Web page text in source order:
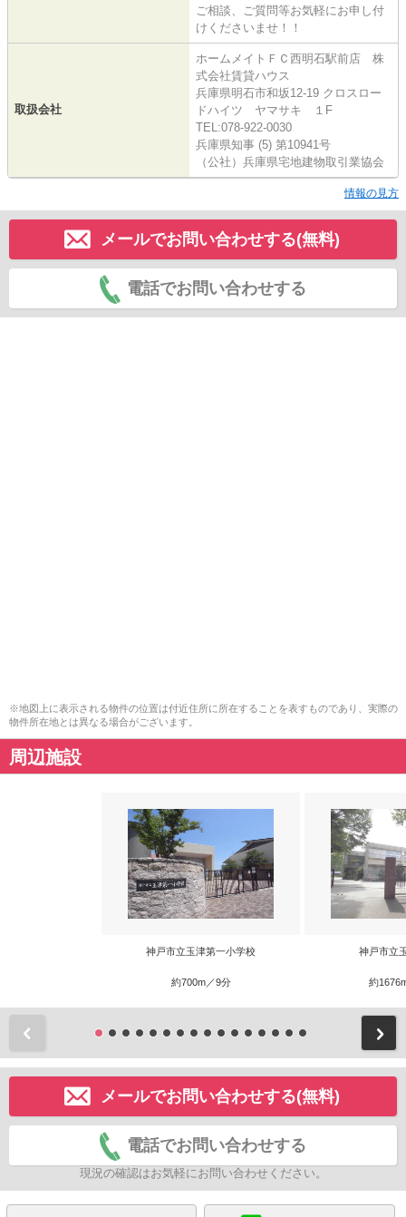
ご相談、ご質問等お気軽にお申し付
けくださいませ！！
取扱会社
ホームメイトＦＣ西明石駅前店 株
式会社賃貸ハウス
兵庫県明石市和坂12-19 クロスロー
ドハイツ ヤマサキ １F
TEL:078-922-0030
兵庫県知事 (5) 第10941号
（公社）兵庫県宅地建物取引業協会
情報の見方
メールでお問い合わせする(無料)
電話でお問い合わせする
※地図上に表示される物件の位置は付近住所に所在することを表すものであり、実際の
物件所在地とは異なる場合がございます。
周辺施設
神戸市立玉津第一小学校
約700m／9分
神戸市立
約
メールでお問い合わせする(無料)
電話でお問い合わせする
現況の確認はお気軽にお問い合わせください。